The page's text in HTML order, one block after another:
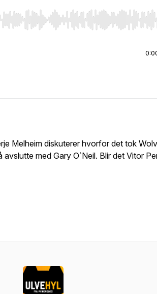
Right to seek, Home/End to jump to start
Melheim diskuterer hvorfor det tok
avslutte med Gary O`Neil. Blir det Vitor